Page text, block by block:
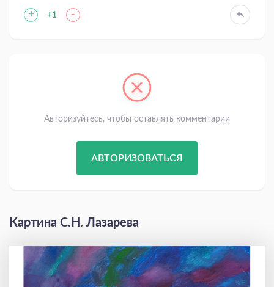
+ +1 -
Авторизуйтесь, чтобы оставлять комментарии
АВТОРИЗОВАТЬСЯ
Картина С.Н. Лазарева